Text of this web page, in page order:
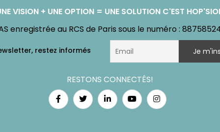
VISION + UNE OPTION = UNE SOLUTION C'EST
enregistrée au RCS de Paris sous le numéro :
RESTONS CONNECTÉS!